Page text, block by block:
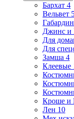
Бархат 4
Вельвет
Габардин
Джинс и
Для
Для
Замша 4
Клеевые
Кроше и
Лен 10